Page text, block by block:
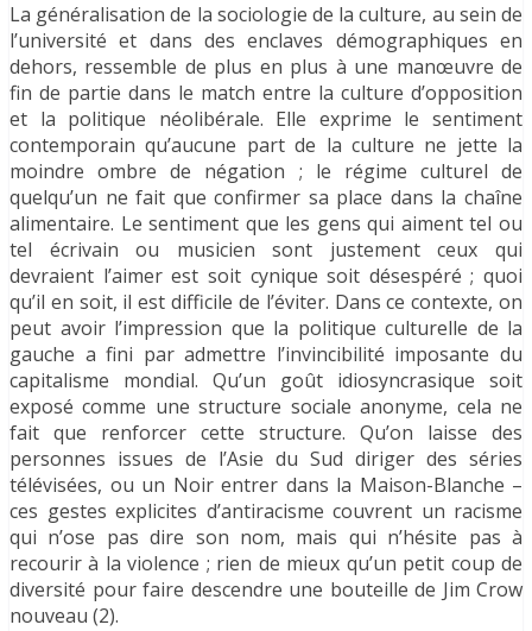
La généralisation de la sociologie de la culture, au sein de
l’université et dans des enclaves démographiques en
dehors, ressemble de plus en plus à une manœuvre de
fin de partie dans le match entre la culture d’opposition
et la politique néolibérale. Elle exprime le sentiment
contemporain qu’aucune part de la culture ne jette la
moindre ombre de négation ; le régime culturel de
quelqu’un ne fait que confirmer sa place dans la chaîne
alimentaire. Le sentiment que les gens qui aiment tel ou
tel écrivain ou musicien sont justement ceux qui
devraient l’aimer est soit cynique soit désespéré ; quoi
qu’il en soit, il est difficile de l’éviter. Dans ce contexte, on
peut avoir l’impression que la politique culturelle de la
gauche a fini par admettre l’invincibilité imposante du
capitalisme mondial. Qu’un goût idiosyncrasique soit
exposé comme une structure sociale anonyme, cela ne
fait que renforcer cette structure. Qu’on laisse des
personnes issues de l’Asie du Sud diriger des séries
télévisées, ou un Noir entrer dans la Maison-Blanche –
ces gestes explicites d’antiracisme couvrent un racisme
qui n’ose pas dire son nom, mais qui n’hésite pas à
recourir à la violence ; rien de mieux qu’un petit coup de
diversité pour faire descendre une bouteille de Jim Crow
nouveau (2).